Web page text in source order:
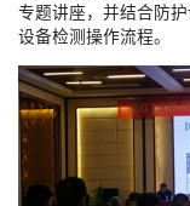
专题讲座，并结合防
设备检测操作流程。